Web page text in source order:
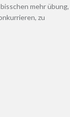
mehr übung,
zu